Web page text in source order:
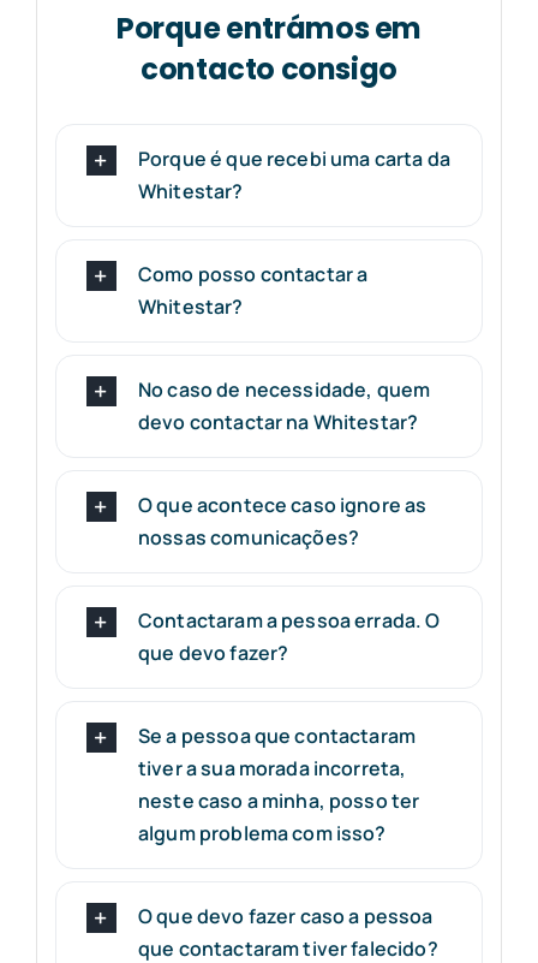
Porque entrámos em
contacto consigo
Porque é que recebi uma carta da
Whitestar?
Como posso contactar a
Whitestar?
No caso de necessidade, quem
devo contactar na Whitestar?
O que acontece caso ignore as
nossas comunicações?
Contactaram a pessoa errada. O
que devo fazer?
Se a pessoa que contactaram
tiver a sua morada incorreta,
neste caso a minha, posso ter
algum problema com isso?
O que devo fazer caso a pessoa
que contactaram tiver falecido?